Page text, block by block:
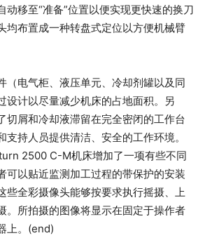
动移至“准备”位置以便实现更快速的换刀
均布置成一种转盘式定位以方便机械臂
（电气柜、液压单元、冷却剂罐以及同
设计以尽量减少机床的占地面积。另
切屑和冷却液滞留在完全密闭的工作台
支持人员提供清洁、安全的工作环境。
2500 C-M机床增加了一项有些不同
可以贴近监测加工过程的带保护的安装
些全彩摄像头能够按要求执行摇摄、上
。所拍摄的图像将显示在固定于操作者
上。(end)